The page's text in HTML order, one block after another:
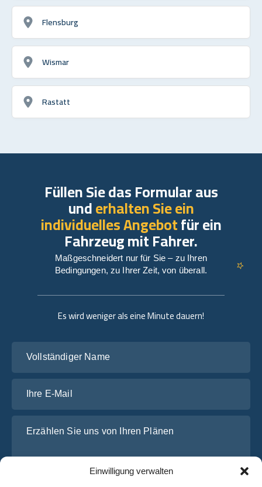
Einwilligung verwalten
Flensburg
Wismar
Rastatt
Es wird weniger als eine Minute dauern!
Füllen Sie das Formular aus
underhalten Sie ein
individuelles Angebotfür ein
Fahrzeug mit Fahrer.
Maßgeschneidert nur für Sie – zu Ihren
Bedingungen, zu Ihrer Zeit, von überall.